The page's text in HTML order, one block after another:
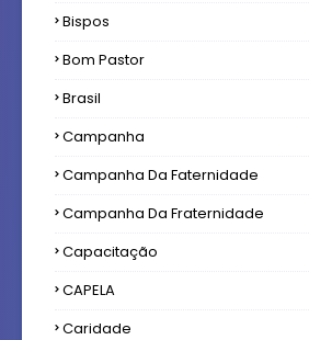
Bispos
Bom Pastor
Brasil
Campanha
Campanha Da Faternidade
Campanha Da Fraternidade
Capacitação
CAPELA
Caridade